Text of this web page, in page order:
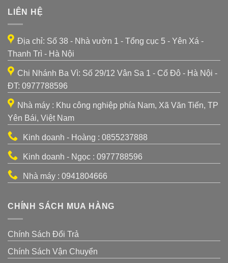
LIÊN HỆ
Địa chỉ: Số 38 - Nhà vườn 1 - Tổng cục 5 - Yên Xá -
Thanh Trì - Hà Nội
Chi Nhánh Ba Vì: Số 29/12 Vân Sa 1 - Cổ Đô - Hà Nội -
ĐT: 0977788596
Nhà máy : Khu công nghiệp phía Nam, Xã Văn Tiến, TP
Yên Bái, Việt Nam
Kinh doanh - Hoàng : 0855237888
Kinh doanh - Ngọc : 0977788596
Nhà máy : 0941804666
CHÍNH SÁCH MUA HÀNG
Chính Sách Đổi Trả
Chính Sách Vận Chuyển